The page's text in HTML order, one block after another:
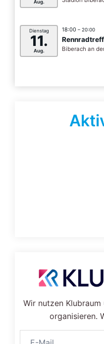
Aug.
Dienstag
11.
Aug.
18:00 – 20:00
Biberach an
Wir nutzen Klubraum
organisieren.